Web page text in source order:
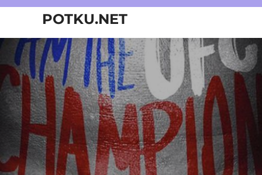
Skip
content
POTKU.NET
kamppailulajien
verkkoyhteisö